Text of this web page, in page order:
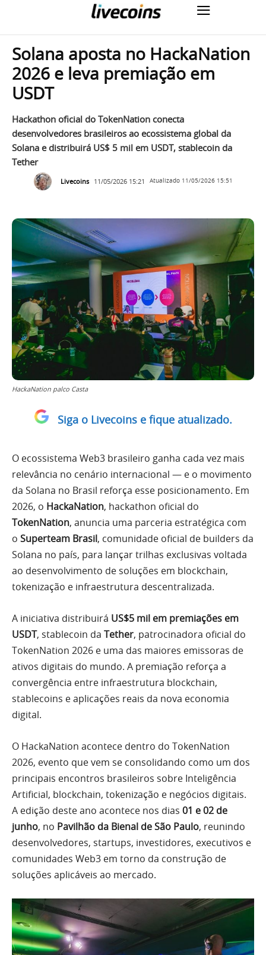
Solana aposta no HackaNation
2026 e leva premiação em
USDT
Hackathon oficial do TokenNation conecta
desenvolvedores brasileiros ao ecossistema global da
Solana e distribuirá US$ 5 mil em USDT, stablecoin da
Tether
Livecoins 11/05/2026 15:21 Atualizado 11/05/2026 15:51
HackaNation palco Casta
Siga o Livecoins e fique atualizado.
O ecossistema Web3 brasileiro ganha cada vez mais
relevância no cenário internacional — e o movimento
da Solana no Brasil reforça esse posicionamento. Em
2026, o HackaNation, hackathon oficial do
TokenNation, anuncia uma parceria estratégica com
o Superteam Brasil, comunidade oficial de builders da
Solana no país, para lançar trilhas exclusivas voltada
ao desenvolvimento de soluções em blockchain,
tokenização e infraestrutura descentralizada.
A iniciativa distribuirá US$5 mil em premiações em
USDT, stablecoin da Tether, patrocinadora oficial do
TokenNation 2026 e uma das maiores emissoras de
ativos digitais do mundo. A premiação reforça a
convergência entre infraestrutura blockchain,
stablecoins e aplicações reais da nova economia
digital.
O HackaNation acontece dentro do TokenNation
2026, evento que vem se consolidando como um dos
principais encontros brasileiros sobre Inteligência
Artificial, blockchain, tokenização e negócios digitais.
A edição deste ano acontece nos dias 01 e 02 de
junho, no Pavilhão da Bienal de São Paulo, reunindo
desenvolvedores, startups, investidores, executivos e
comunidades Web3 em torno da construção de
soluções aplicáveis ao mercado.